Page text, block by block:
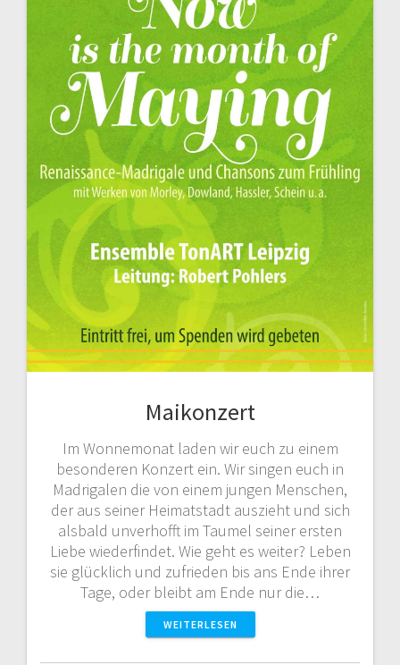
Maikonzert
Im Wonnemonat laden wir euch zu einem
besonderen Konzert ein. Wir singen euch in
Madrigalen die von einem jungen Menschen,
der aus seiner Heimatstadt auszieht und sich
alsbald unverhofft im Taumel seiner ersten
Liebe wiederfindet. Wie geht es weiter? Leben
sie glücklich und zufrieden bis ans Ende ihrer
Tage, oder bleibt am Ende nur die…
WEITERLESEN